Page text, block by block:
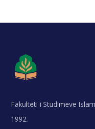
Fakulteti i Studimeve
1992.